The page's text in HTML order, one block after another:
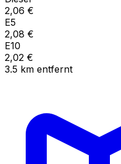
2,06 €
E5
2,08 €
E10
2,02 €
3.5 km entfernt